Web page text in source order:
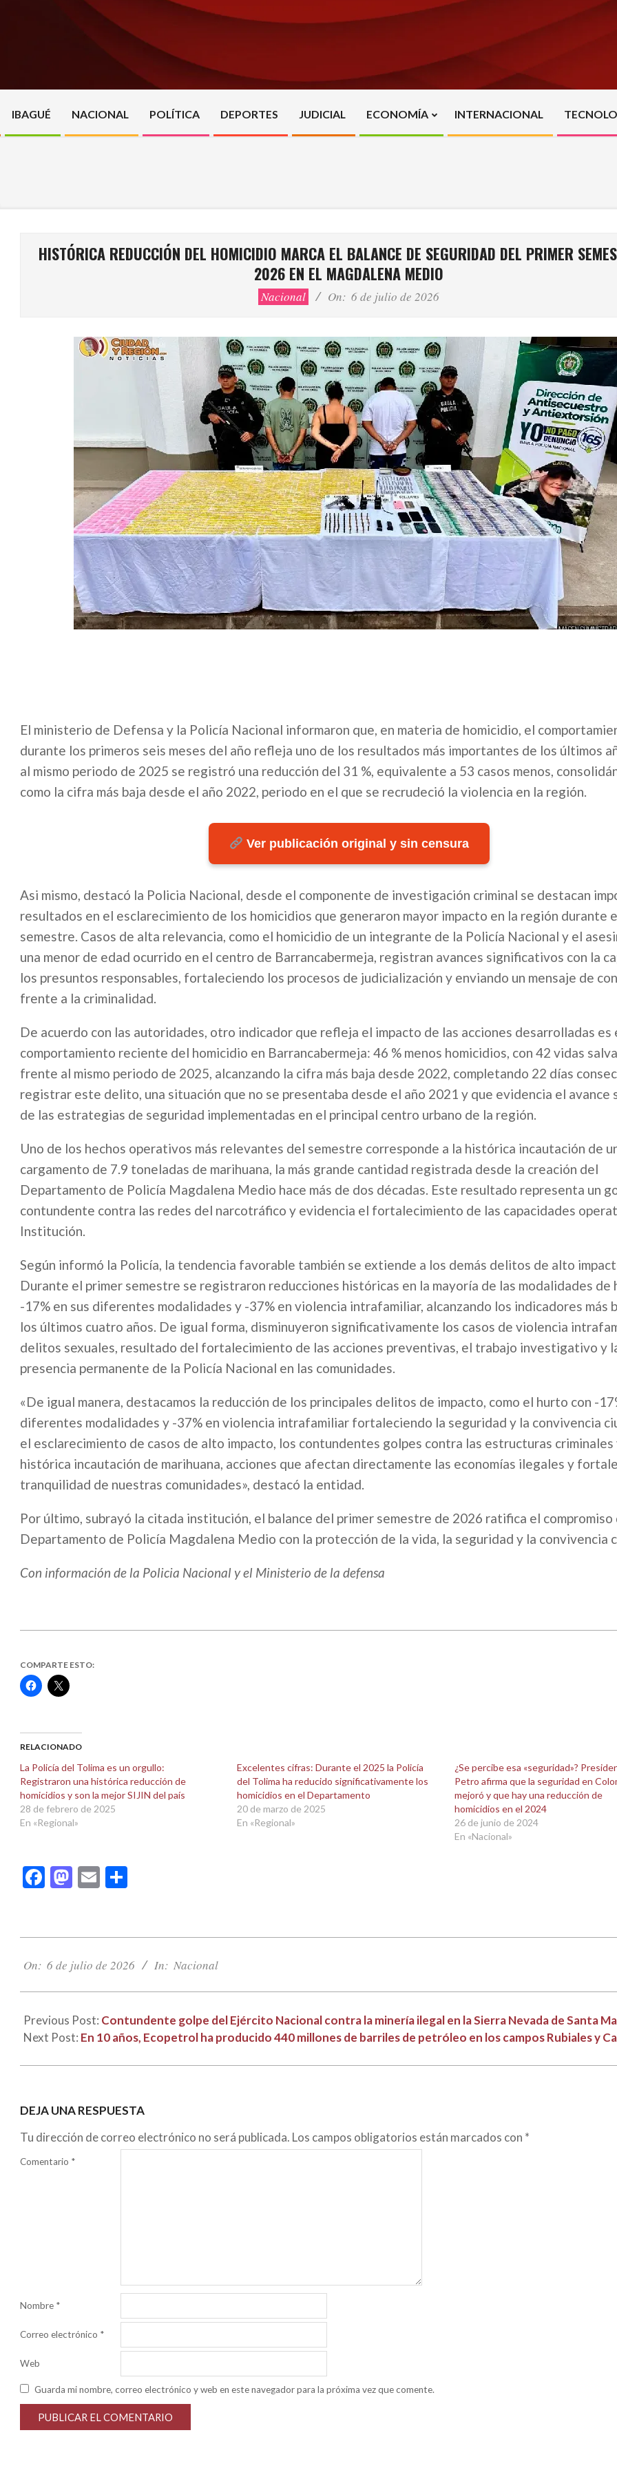
Primary
Navigation
IBAGUÉ NACIONAL POLÍTICA DEPORTES JUDICIAL ECONOMÍA INTERNACIONAL
HISTÓRICA REDUCCIÓN DEL HOMICIDIO MARCA EL BALANCE DE SEGURIDAD DEL PRIMER
2026 EN EL MAGDALENA MEDIO
Nacional On: 6 de julio de 2026
El ministerio de Defensa y la Policía Nacional informaron que, en materia de homicidio, el
durante los primeros seis meses del año refleja uno de los resultados más importantes de los últimos
al mismo periodo de 2025 se registró una reducción del 31 %, equivalente a 53 casos menos,
como la cifra más baja desde el año 2022, periodo en el que se recrudeció la violencia en la región.
Ver publicación original y sin censura
Asi mismo, destacó la Policia Nacional, desde el componente de investigación criminal se destacan
resultados en el esclarecimiento de los homicidios que generaron mayor impacto en la región durante
semestre. Casos de alta relevancia, como el homicidio de un integrante de la Policía Nacional y el
una menor de edad ocurrido en el centro de Barrancabermeja, registran avances significativos con la
los presuntos responsables, fortaleciendo los procesos de judicialización y enviando un mensaje de
frente a la criminalidad.
De acuerdo con las autoridades, otro indicador que refleja el impacto de las acciones desarrolladas es
comportamiento reciente del homicidio en Barrancabermeja: 46 % menos homicidios, con 42 vidas
frente al mismo periodo de 2025, alcanzando la cifra más baja desde 2022, completando 22 días
registrar este delito, una situación que no se presentaba desde el año 2021 y que evidencia el avance
de las estrategias de seguridad implementadas en el principal centro urbano de la región.
Uno de los hechos operativos más relevantes del semestre corresponde a la histórica incautación de
cargamento de 7.9 toneladas de marihuana, la más grande cantidad registrada desde la creación del
Departamento de Policía Magdalena Medio hace más de dos décadas. Este resultado representa un
contundente contra las redes del narcotráfico y evidencia el fortalecimiento de las capacidades
Institución.
Según informó la Policía, la tendencia favorable también se extiende a los demás delitos de alto
Durante el primer semestre se registraron reducciones históricas en la mayoría de las modalidades de
-17% en sus diferentes modalidades y -37% en violencia intrafamiliar, alcanzando los indicadores más
los últimos cuatro años. De igual forma, disminuyeron significativamente los casos de violencia
delitos sexuales, resultado del fortalecimiento de las acciones preventivas, el trabajo investigativo y
presencia permanente de la Policía Nacional en las comunidades.
«De igual manera, destacamos la reducción de los principales delitos de impacto, como el hurto con -
diferentes modalidades y -37% en violencia intrafamiliar fortaleciendo la seguridad y la convivencia
el esclarecimiento de casos de alto impacto, los contundentes golpes contra las estructuras criminales
histórica incautación de marihuana, acciones que afectan directamente las economías ilegales y
tranquilidad de nuestras comunidades», destacó la entidad.
Por último, subrayó la citada institución, el balance del primer semestre de 2026 ratifica el compromiso
Departamento de Policía Magdalena Medio con la protección de la vida, la seguridad y la convivencia
Con información de la Policia Nacional y el Ministerio de la defensa
COMPARTE ESTO:
Haz
clic
(Se
abre
una
ventana
nueva)
Haz
clic
(Se
abre
una
ventana
nueva)
RELACIONADO
La Policía del Tolima es un orgullo:
Registraron una histórica reducción de
homicidios y son la mejor SIJIN del país
28 de febrero de 2025
En «Regional»
Excelentes cifras: Durante el 2025 la Policía
del Tolima ha reducido significativamente los
homicidios en el Departamento
20 de marzo de 2025
En «Regional»
¿Se percibe esa «seguridad»?
Petro afirma que la seguridad en
mejoró y que hay una reducción de
homicidios en el 2024
26 de junio de 2024
En «Nacional»
Facebook
Mastodon
Email
07-
On: 6 de julio de 2026 In: Nacional
Previous Post: Contundente golpe del Ejército Nacional contra la minería ilegal en la Sierra Nevada de Santa
Next Post: En 10 años, Ecopetrol ha producido 440 millones de barriles de petróleo en los campos Rubiales y
DEJA UNA RESPUESTA
Tu dirección de correo electrónico no será publicada. Los campos obligatorios están marcados con *
Comentario *
Nombre *
Correo electrónico *
Web
Guarda mi nombre, correo electrónico y web en este navegador para la próxima vez que comente.